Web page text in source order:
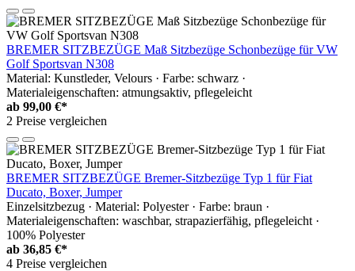
BREMER SITZBEZÜGE Maß Sitzbezüge Schonbezüge für VW
Golf Sportsvan N308
Material: Kunstleder, Velours · Farbe: schwarz ·
Materialeigenschaften: atmungsaktiv, pflegeleicht
ab 99,00 €*
2 Preise vergleichen
BREMER SITZBEZÜGE Bremer-Sitzbezüge Typ 1 für Fiat
Ducato, Boxer, Jumper
Einzelsitzbezug · Material: Polyester · Farbe: braun ·
Materialeigenschaften: waschbar, strapazierfähig, pflegeleicht ·
100% Polyester
ab 36,85 €*
4 Preise vergleichen